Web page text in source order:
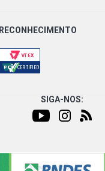
RECONHECIMENTO
SIGA-NOS: